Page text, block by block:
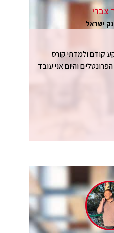
צברי
קודם ולמדתי קורס
והיום אני עובד